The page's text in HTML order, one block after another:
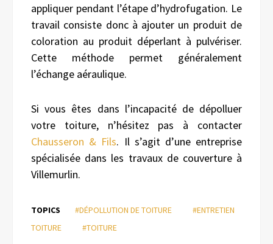
appliquer pendant l’étape d’hydrofugation. Le
travail consiste donc à ajouter un produit de
coloration au produit déperlant à pulvériser.
Cette méthode permet généralement
l’échange aéraulique.
Si vous êtes dans l’incapacité de dépolluer
votre toiture, n’hésitez pas à contacter
Chausseron & Fils. Il s’agit d’une entreprise
spécialisée dans les travaux de couverture à
Villemurlin.
TOPICS #DÉPOLLUTION DE TOITURE
#ENTRETIEN
TOITURE
#TOITURE